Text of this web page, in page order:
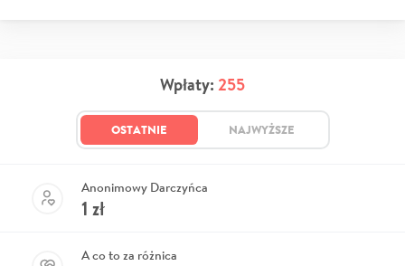
Wpłaty: 255
OSTATNIE NAJWYŻSZE
Anonimowy Darczyńca
1 zł
A co to za różnica